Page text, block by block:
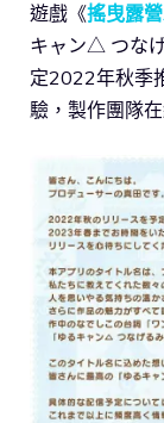
遊戲《搖曳露
キャン△ つな
定2022年秋季
驗，製作團隊